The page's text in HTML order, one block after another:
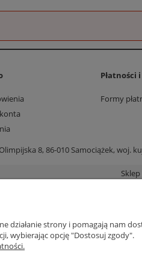
Płatności
Formy
8, 86-010 Samociążek, woj.
działanie strony i pomagają nam
wybierając opcję "Dostosuj zgody".